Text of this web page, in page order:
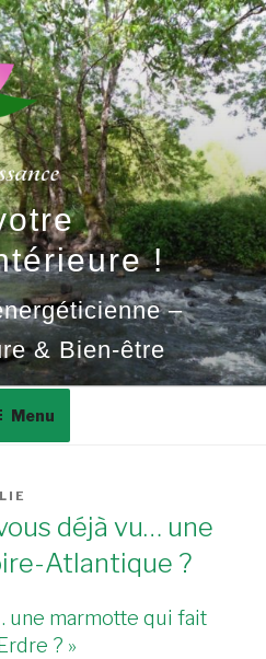
!
–
& Bien-être
Menu
déjà vu… une
Atlantique ?
une marmotte qui fait
? »